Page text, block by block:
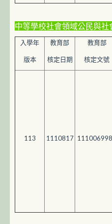
中等學校社會領域公民與社
入學年
版本
教育部
核定日期
教育部
核定文號
113 1110817